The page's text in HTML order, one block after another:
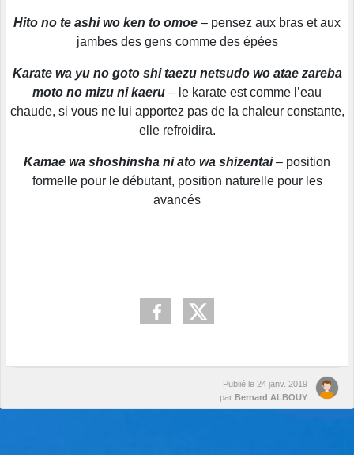
Hito no te ashi wo ken to omoe – pensez aux bras et aux
jambes des gens comme des épées
Karate wa yu no goto shi taezu netsudo wo atae zareba
moto no mizu ni kaeru – le karate est comme l’eau
chaude, si vous ne lui apportez pas de la chaleur constante,
elle refroidira.
Kamae wa shoshinsha ni ato wa shizentai– position
formelle pour le débutant, position naturelle pour les
avancés
Publié le 24 janv. 2019
par Bernard ALBOUY